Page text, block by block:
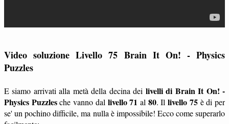
Video soluzione Livello 75 Brain It On! - Physics
Puzzles
E siamo arrivati alla metà della decina dei livelli di Brain It On! -
Physics Puzzlesche vanno dal livello 71 al 80. Illivello 75è di per
se' un pochino difficile, ma nulla è impossibile! Ecco come superarlo